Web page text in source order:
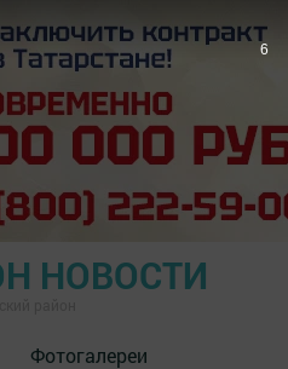
НОВОСТИ
Фотогалереи
5